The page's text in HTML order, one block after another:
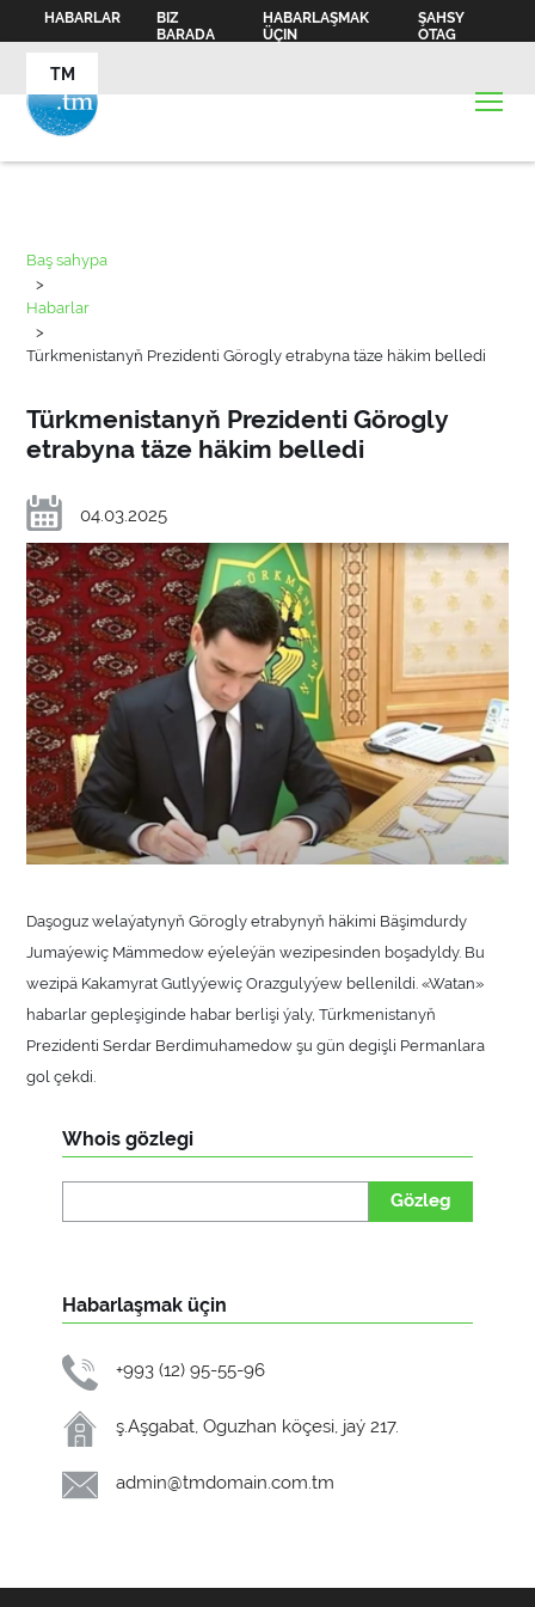
HABARLAR
BIZ
BARADA
HABARLAŞMAK
ÜÇIN
ŞAHSY
OTAG
TM
Baş sahypa
>
Habarlar
>
Türkmenistanyň Prezidenti Görogly etrabyna täze häkim belledi
Türkmenistanyň Prezidenti Görogly
etrabyna täze häkim belledi
04.03.2025
Daşoguz welaýatynyň Görogly etrabynyň häkimi Bäşimdurdy
Jumaýewiç Mämmedow eýeleýän wezipesinden boşadyldy. Bu
wezipä Kakamyrat Gutlyýewiç Orazgulyýew bellenildi. «Watan»
habarlar gepleşiginde habar berlişi ýaly, Türkmenistanyň
Prezidenti Serdar Berdimuhamedow şu gün degişli Permanlara
gol çekdi.
Whois gözlegi
Gözleg
Habarlaşmak üçin
+993 (12) 95-55-96
ş.Aşgabat, Oguzhan köçesi, jaý 217.
admin@tmdomain.com.tm